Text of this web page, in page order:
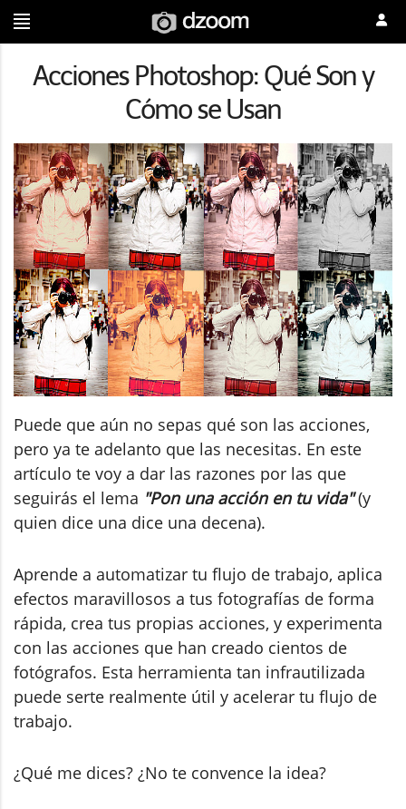
Acciones Photoshop: Qué Son y
Cómo se Usan
Puede que aún no sepas qué son las acciones,
pero ya te adelanto que las necesitas. En este
artículo te voy a dar las razones por las que
seguirás el lema "Pon una acción en tu vida"(y
quien dice una dice una decena).
Aprende a automatizar tu flujo de trabajo, aplica
efectos maravillosos a tus fotografías de forma
rápida, crea tus propias acciones, y experimenta
con las acciones que han creado cientos de
fotógrafos. Esta herramienta tan infrautilizada
puede serte realmente útil y acelerar tu flujo de
trabajo.
¿Qué me dices? ¿No te convence la idea?